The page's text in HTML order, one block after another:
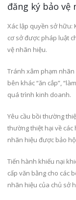
đăng ký bảo vệ
Xác lập quyền sở hữu:
cơ sở được pháp luật
vệ nhãn hiệu.
Tránh xâm phạm
bên khác “ăn cắp”,
quá trình kinh doanh.
Yêu cầu bồi thường
thường thiệt hại về
nhãn hiệu được bảo
Tiến hành khiếu nại
cấp văn bằng cho các
nhãn hiệu của chủ sở